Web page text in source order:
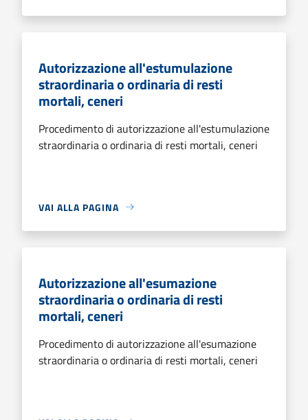
Autorizzazione all'estumulazione
straordinaria o ordinaria di resti
mortali, ceneri
Procedimento di autorizzazione all'estumulazione
straordinaria o ordinaria di resti mortali, ceneri
VAI ALLA PAGINA
Autorizzazione all'esumazione
straordinaria o ordinaria di resti
mortali, ceneri
Procedimento di autorizzazione all'esumazione
straordinaria o ordinaria di resti mortali, ceneri